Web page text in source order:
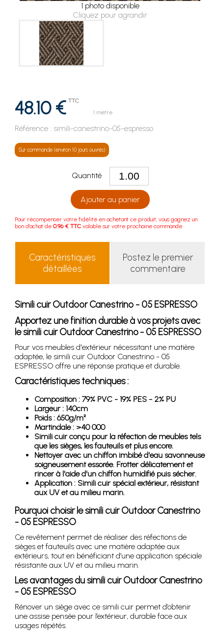
1 photo disponible
Cliquez pour agrandir
48.10 € TTC
1 mètre
Référence : simili-canestrino-05-espresso
Sur commande (environ 10 jours ouvrés)
Quantité
Ajouter au panier
Pour récompenser votre fidélité en achetant ce produit, vous gagnez un
bon d'achat de 0.96 € TTC valable sur votre prochaine commande.
Caractéristiques
détaillées
Postez le premier
commentaire
Simili cuir Outdoor Canestrino - 05 ESPRESSO
Apportez une finition durable à vos projets avec
le simili cuir Outdoor Canestrino - 05 ESPRESSO
Pour vos meubles d'extérieur nécessitant une matière
adaptée, le simili cuir Outdoor Canestrino - 05
ESPRESSO offre une réponse pratique et durable.
Caractéristiques techniques :
Composition : 79% PVC - 19% PES - 2% PU
Largeur : 140cm
Poids : 650g/m²
Martindale : >40 000
Simili cuir conçu pour la réfection de meubles tels
que les sièges, les fauteuils et plus encore.
Nettoyer avec un chiffon imbibé d'eau savonneuse
soigneusement essorée. Frotter délicatement et
rincer à l'aide d'un chiffon humidifié puis sécher.
Application : Simili cuir spécial extérieur, résistant
aux UV et au milieu marin.
Pourquoi choisir le simili cuir Outdoor Canestrino
- 05 ESPRESSO
Ce revêtement permet de réaliser des réfections de
sièges et fauteuils avec une matière adaptée aux
extérieurs, tout en bénéficiant d’une application spéciale
résistante aux UV et au milieu marin.
Les avantages du simili cuir Outdoor Canestrino
- 05 ESPRESSO
Rénover un siège avec ce simili cuir permet d’obtenir
une assise pensée pour l’extérieur, durable face aux
usages répétés.